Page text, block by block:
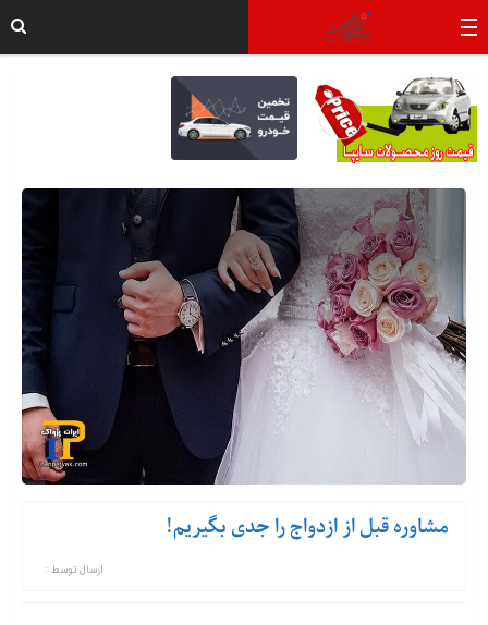
مشاوره‌ قبل از ازدواج را جدی بگیریم!
ارسال توسط :